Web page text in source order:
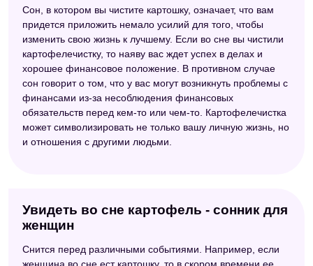
Сон, в котором вы чистите картошку, означает, что вам
придется приложить немало усилий для того, чтобы
изменить свою жизнь к лучшему. Если во сне вы чистили
картофелечистку, то наяву вас ждет успех в делах и
хорошее финансовое положение. В противном случае
сон говорит о том, что у вас могут возникнуть проблемы с
финансами из-за несоблюдения финансовых
обязательств перед кем-то или чем-то. Картофелечистка
может символизировать не только вашу личную жизнь, но
и отношения с другими людьми.
Увидеть во сне картофель - сонник для
женщин
Снится перед различными событиями. Например, если